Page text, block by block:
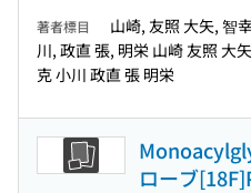
著者標目 山崎, 友照 大矢, 智
川, 政直 張, 明栄 山崎 友照 大
克 小川 政直 張 明栄
ローブ